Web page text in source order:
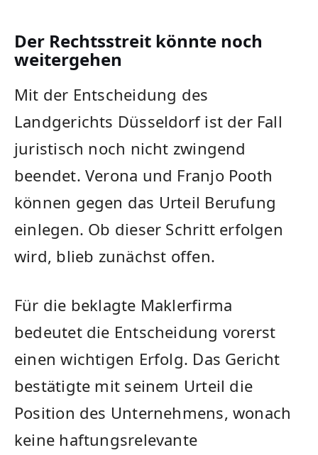
Der Rechtsstreit könnte noch
weitergehen
Mit der Entscheidung des
Landgerichts Düsseldorf ist der Fall
juristisch noch nicht zwingend
beendet. Verona und Franjo Pooth
können gegen das Urteil Berufung
einlegen. Ob dieser Schritt erfolgen
wird, blieb zunächst offen.
Für die beklagte Maklerfirma
bedeutet die Entscheidung vorerst
einen wichtigen Erfolg. Das Gericht
bestätigte mit seinem Urteil die
Position des Unternehmens, wonach
keine haftungsrelevante